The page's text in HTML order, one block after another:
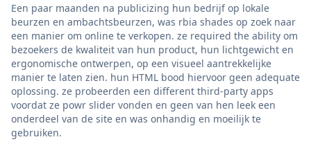
Een paar maanden na publicizing hun bedrijf op lokale
beurzen en ambachtsbeurzen, was rbia shades op zoek naar
een manier om online te verkopen. ze required the ability om
bezoekers de kwaliteit van hun product, hun lichtgewicht en
ergonomische ontwerpen, op een visueel aantrekkelijke
manier te laten zien. hun HTML bood hiervoor geen adequate
oplossing. ze probeerden een different third-party apps
voordat ze powr slider vonden en geen van hen leek een
onderdeel van de site en was onhandig en moeilijk te
gebruiken.